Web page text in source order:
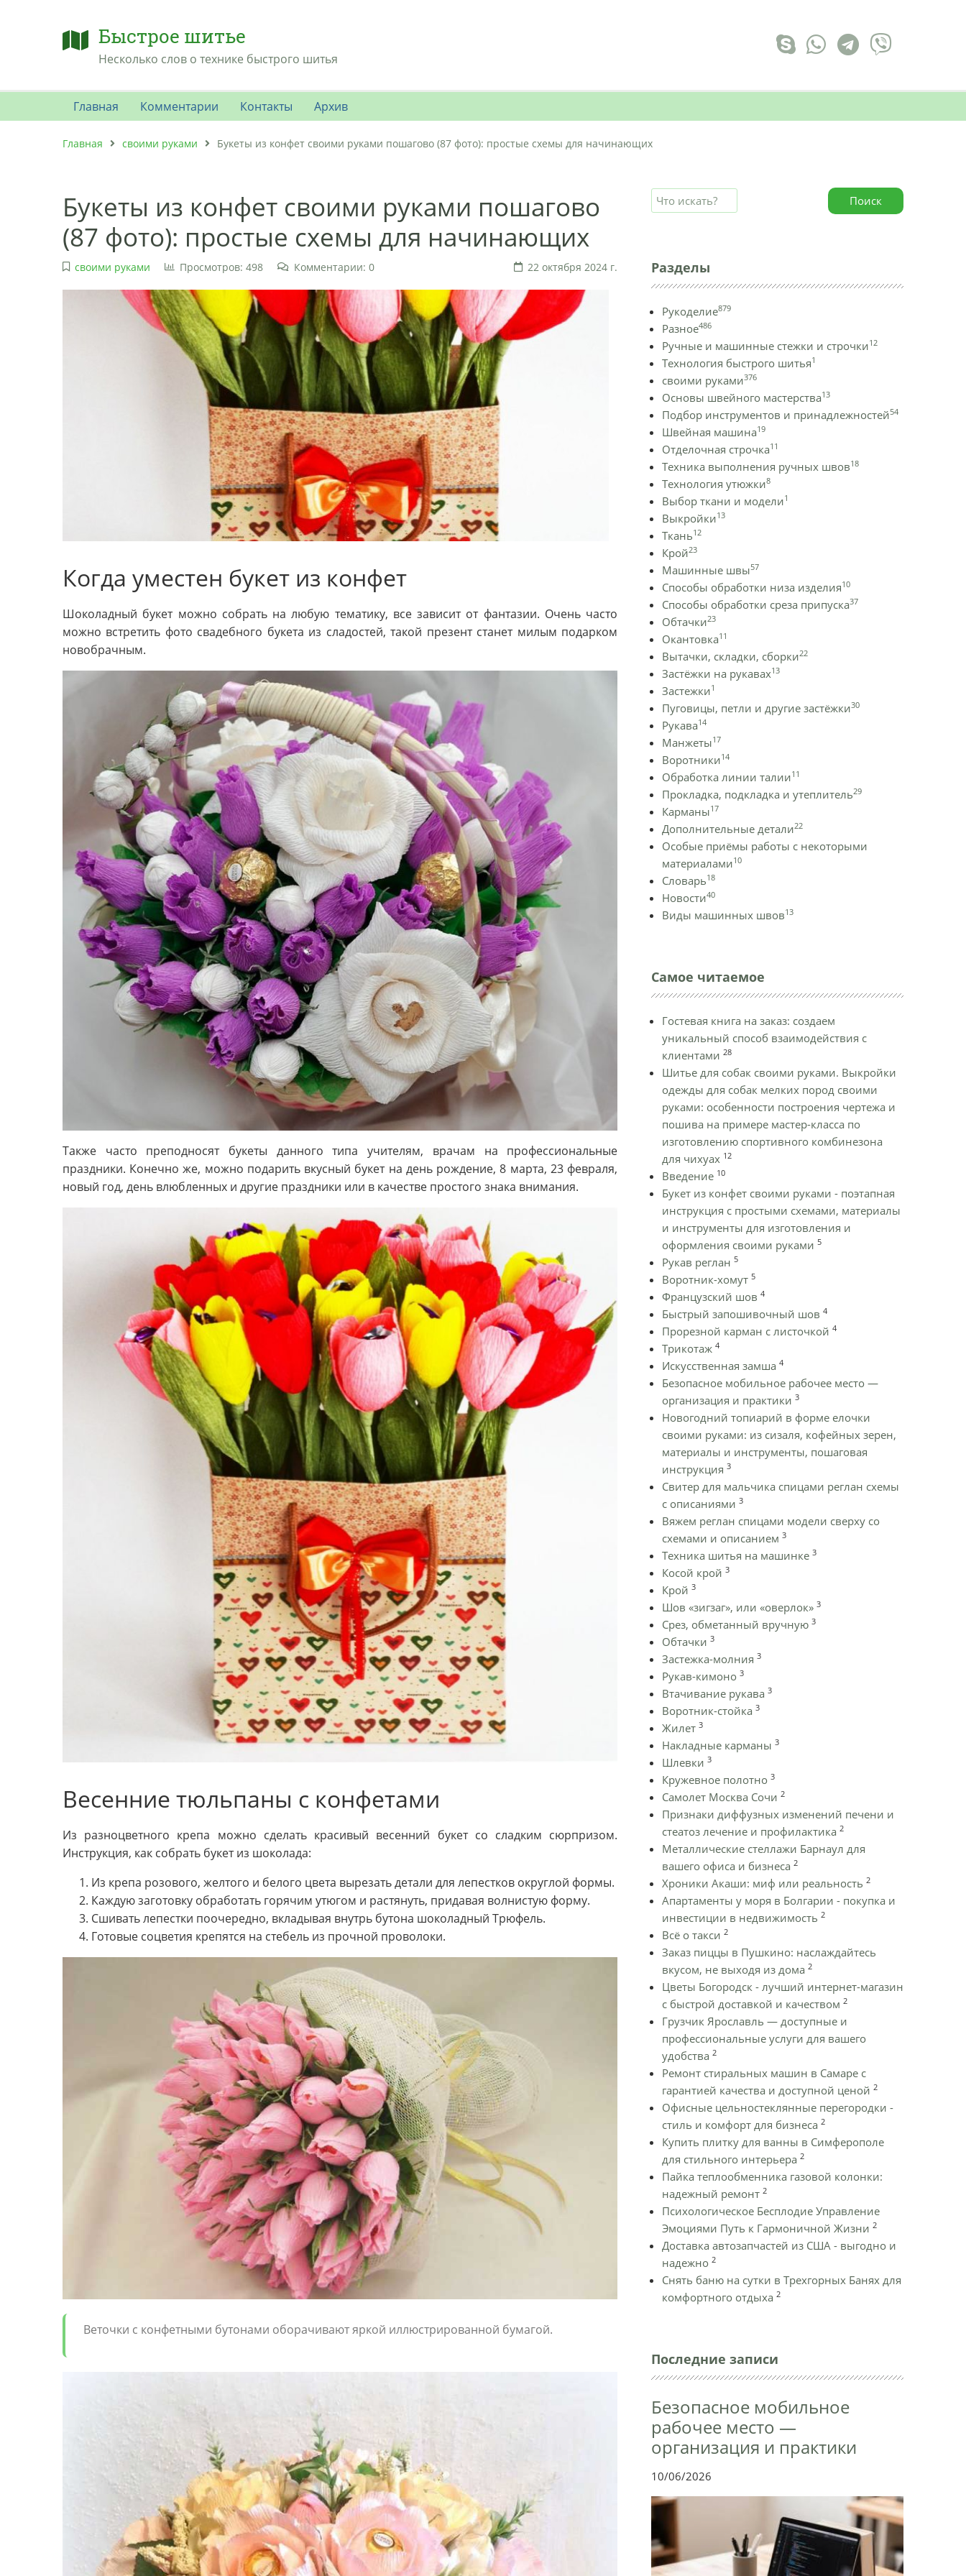
Быстрое шитье
Несколько слов о технике быстрого шитья
Главная Комментарии Контакты Архив
Главная своими руками Букеты из конфет своими руками пошагово (87 фото): простые схемы для начинающих
Букеты из конфет своими руками пошагово
(87 фото): простые схемы для начинающих
своими руками Просмотров: 498 Комментарии: 0 22 октября 2024 г.
Когда уместен букет из конфет
Шоколадный букет можно собрать на любую тематику, все зависит от фантазии. Очень часто
можно встретить фото свадебного букета из сладостей, такой презент станет милым подарком
новобрачным.
Также часто преподносят букеты данного типа учителям, врачам на профессиональные
праздники. Конечно же, можно подарить вкусный букет на день рождение, 8 марта, 23 февраля,
новый год, день влюбленных и другие праздники или в качестве простого знака внимания.
Весенние тюльпаны с конфетами
Из разноцветного крепа можно сделать красивый весенний букет со сладким сюрпризом.
Инструкция, как собрать букет из шоколада:
Из крепа розового, желтого и белого цвета вырезать детали для лепестков округлой формы.
Каждую заготовку обработать горячим утюгом и растянуть, придавая волнистую форму.
Сшивать лепестки поочередно, вкладывая внутрь бутона шоколадный Трюфель.
Готовые соцветия крепятся на стебель из прочной проволоки.
Веточки с конфетными бутонами оборачивают яркой иллюстрированной бумагой.
Поиск
Разделы
Рукоделие879
Разное486
Ручные и машинные стежки и строчки12
Технология быстрого шитья1
своими руками376
Основы швейного мастерства13
Подбор инструментов и принадлежностей54
Швейная машина19
Отделочная строчка11
Техника выполнения ручных швов18
Технология утюжки8
Выбор ткани и модели1
Выкройки13
Ткань12
Крой23
Машинные швы57
Способы обработки низа изделия10
Способы обработки среза припуска37
Обтачки23
Окантовка11
Вытачки, складки, сборки22
Застёжки на рукавах13
Застежки1
Пуговицы, петли и другие застёжки30
Рукава14
Манжеты17
Воротники14
Обработка линии талии11
Прокладка, подкладка и утеплитель29
Карманы17
Дополнительные детали22
Особые приёмы работы с некоторыми
материалами10
Словарь18
Новости40
Виды машинных швов13
Самое читаемое
Гостевая книга на заказ: создаем
уникальный способ взаимодействия с
клиентами 28
Шитье для собак своими руками. Выкройки
одежды для собак мелких пород своими
руками: особенности построения чертежа и
пошива на примере мастер-класса по
изготовлению спортивного комбинезона
для чихуах 12
Введение 10
Букет из конфет своими руками - поэтапная
инструкция с простыми схемами, материалы
и инструменты для изготовления и
оформления своими руками 5
Рукав реглан 5
Воротник-хомут 5
Французский шов 4
Быстрый запошивочный шов 4
Прорезной карман с листочкой 4
Трикотаж 4
Искусственная замша 4
Безопасное мобильное рабочее место —
организация и практики 3
Новогодний топиарий в форме елочки
своими руками: из сизаля, кофейных зерен,
материалы и инструменты, пошаговая
инструкция 3
Cвитер для мальчика спицами реглан схемы
с описаниями 3
Вяжем реглан спицами модели сверху со
схемами и описанием 3
Техника шитья на машинке 3
Косой крой 3
Крой 3
Шов «зигзаг», или «оверлок» 3
Срез, обметанный вручную 3
Обтачки 3
Застежка-молния 3
Рукав-кимоно 3
Втачивание рукава 3
Воротник-стойка 3
Жилет 3
Накладные карманы 3
Шлевки 3
Кружевное полотно 3
Самолет Москва Сочи 2
Признаки диффузных изменений печени и
стеатоз лечение и профилактика 2
Металлические стеллажи Барнаул для
вашего офиса и бизнеса 2
Хроники Акаши: миф или реальность 2
Апартаменты у моря в Болгарии - покупка и
инвестиции в недвижимость 2
Всё о такси 2
Заказ пиццы в Пушкино: наслаждайтесь
вкусом, не выходя из дома 2
Цветы Богородск - лучший интернет-магазин
с быстрой доставкой и качеством 2
Грузчик Ярославль — доступные и
профессиональные услуги для вашего
удобства 2
Ремонт стиральных машин в Самаре с
гарантией качества и доступной ценой 2
Офисные цельностеклянные перегородки -
стиль и комфорт для бизнеса 2
Купить плитку для ванны в Симферополе
для стильного интерьера 2
Пайка теплообменника газовой колонки:
надежный ремонт 2
Психологическое Бесплодие Управление
Эмоциями Путь к Гармоничной Жизни 2
Доставка автозапчастей из США - выгодно и
надежно 2
Снять баню на сутки в Трехгорных Банях для
комфортного отдыха 2
Последние записи
Безопасное мобильное
рабочее место —
организация и практики
10/06/2026